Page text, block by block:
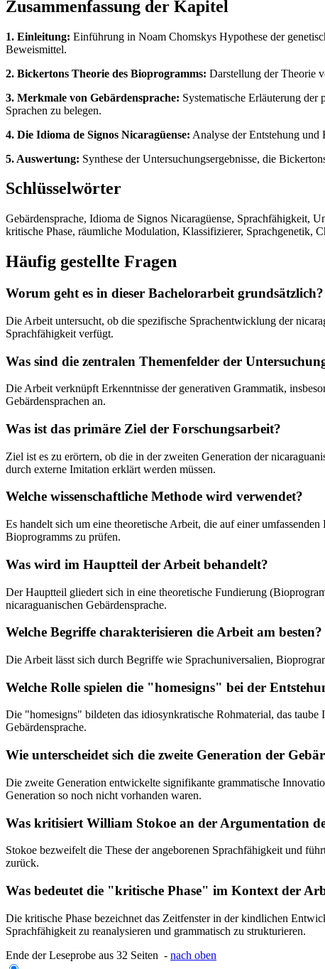
Zusammenfassung der Kapitel
1. Einleitung: Einführung in Noam Chomskys Hypothese der
Beweismittel.
2. Bickertons Theorie des Bioprogramms: Darstellung der Theorie
3. Merkmale von Gebärdensprache: Systematische Erläuterung
Sprachen zu belegen.
4. Die Idioma de Signos Nicaragüense: Analyse der Entstehung und
5. Auswertung: Synthese der Untersuchungsergebnisse, die
Schlüsselwörter
Gebärdensprache, Idioma de Signos Nicaragüense, Sprachfähigkeit,
kritische Phase, räumliche Modulation, Klassifizierer, Sprachgenetik,
Häufig gestellte Fragen
Worum geht es in dieser Bachelorarbeit grundsätzlich?
Die Arbeit untersucht, ob die spezifische Sprachentwicklung der
Sprachfähigkeit verfügt.
Was sind die zentralen Themenfelder der
Die Arbeit verknüpft Erkenntnisse der generativen Grammatik,
Gebärdensprachen an.
Was ist das primäre Ziel der Forschungsarbeit?
Ziel ist es zu erörtern, ob die in der zweiten Generation der
durch externe Imitation erklärt werden müssen.
Welche wissenschaftliche Methode wird verwendet?
Es handelt sich um eine theoretische Arbeit, die auf einer
Bioprogramms zu prüfen.
Was wird im Hauptteil der Arbeit behandelt?
Der Hauptteil gliedert sich in eine theoretische Fundierung
nicaraguanischen Gebärdensprache.
Welche Begriffe charakterisieren die Arbeit am besten?
Die Arbeit lässt sich durch Begriffe wie Sprachuniversalien,
Welche Rolle spielen die "homesigns" bei der
Die "homesigns" bildeten das idiosynkratische Rohmaterial, das
Gebärdensprache.
Wie unterscheidet sich die zweite Generation der
Die zweite Generation entwickelte signifikante grammatische
Generation so noch nicht vorhanden waren.
Was kritisiert William Stokoe an der Argumentation
Stokoe bezweifelt die These der angeborenen Sprachfähigkeit und
zurück.
Was bedeutet die "kritische Phase" im Kontext der
Die kritische Phase bezeichnet das Zeitfenster in der kindlichen
Sprachfähigkeit zu reanalysieren und grammatisch zu strukturieren.
Ende der Leseprobe aus 32 Seiten - nach oben